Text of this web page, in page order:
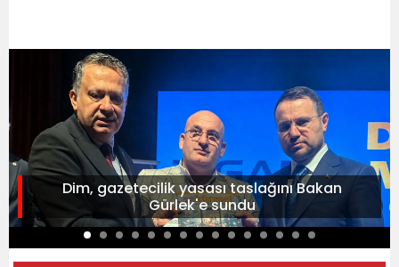
Dim, gazetecilik yasası taslağını Bakan
Gürlek'e sundu